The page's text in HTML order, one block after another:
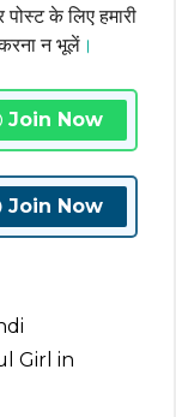
के लिए हमारी
न भूलें ।
Join Now
Join Now
Girl in